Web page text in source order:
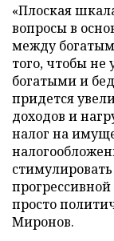
«Плоская
вопросы в
между
того, чтобы
богатыми и
придется
доходов и
налог на
просто
Миронов.